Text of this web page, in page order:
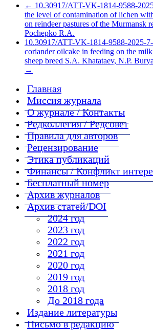
← 10.30917/ATT-VK-1814-9588-
the level of contamination of lichen
on reindeer pastures of the Murmansk
Pochepko R.A.
10.30917/ATT-VK-1814-9588-2025-
coriander oilcake in feeding on the
sheep breed S.A. Khatataev, N.P.
→
Главная
Миссия журнала
О журнале / Контакты
Редколлегия / Редсовет
Правила для авторов
Рецензирование
Этика публикаций
Финансы / Конфликт
Бесплатный номер
Архив журналов
Архив статей/DOI
2024 год
2023 год
2022 год
2021 год
2020 год
2019 год
2018 год
До 2018 года
Издание литературы
Письмо в редакцию